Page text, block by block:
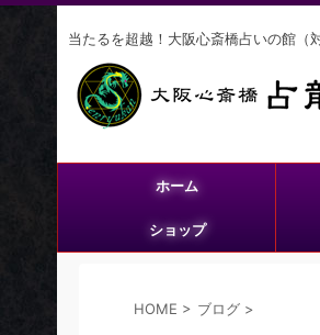
当たるを超越！大阪心斎橋占いの館（
ホーム
ショップ
HOME > ブログ >